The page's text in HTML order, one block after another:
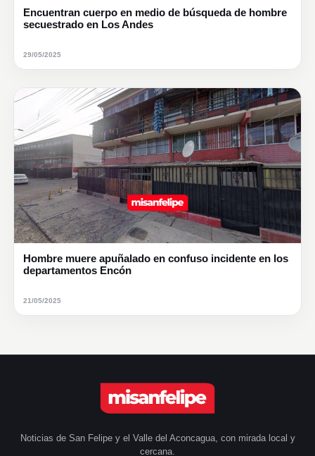
Encuentran cuerpo en medio de búsqueda de hombre
secuestrado en Los Andes
29/05/2025
Hombre muere apuñalado en confuso incidente en los
departamentos Encón
21/05/2025
Noticias de San Felipe y el Valle del Aconcagua, con mirada local y
cercana.